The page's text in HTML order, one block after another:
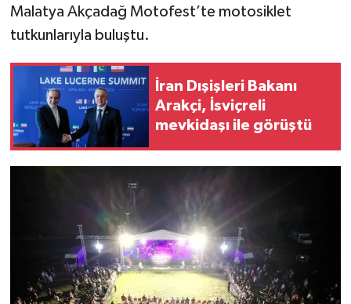
Malatya Akçadağ Motofest’te motosiklet
tutkunlarıyla buluştu.
İran Dışişleri Bakanı
Arakçi, İsviçreli
mevkidaşı ile görüştü